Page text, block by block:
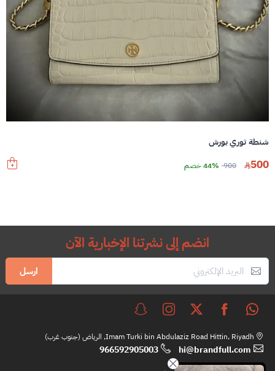
شنطة توري بورش
500
900 44% خصم
انضم إلى نشرتنا الإخبارية الآن
ارسل
Imam Turki bin Abdulaziz Road Hittin, Riyadh, الرياض (جنوب غرب)
hi@brandfull.com
966592905003